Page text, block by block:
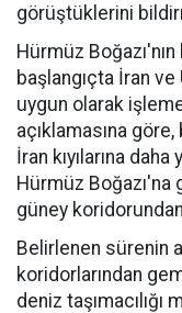
görüştüklerini
Hürmüz
başlangıçta İran
uygun olarak
açıklamasına
İran kıyılarına
Hürmüz Boğazı'na
güney
Belirlenen sürenin
koridorlarından
deniz